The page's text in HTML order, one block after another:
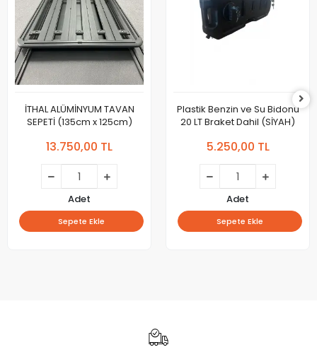
İTHAL ALÜMİNYUM TAVAN
SEPETİ (135cm x 125cm)
13.750,00 TL
Adet
Sepete Ekle
Plastik Benzin ve Su Bidonu
20 LT Braket Dahil (SİYAH)
5.250,00 TL
Adet
Sepete Ekle